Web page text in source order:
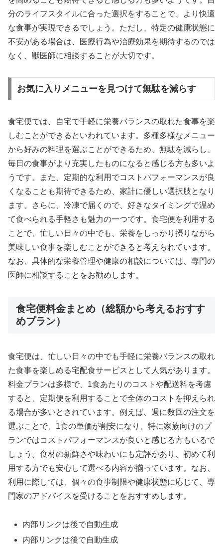
分のライフスタイルに合った選択をすることで、より快適
な食事が実現できるでしょう。ただし、特定の健康状態に
不安がある場合は、医療行為や治療効果を期待するのでは
なく、獣医師に相談することが大切です。
お気に入りメニューを見つけて無駄を減らす
食宅便では、自宅で手軽に栄養バランスの取れた食事を楽
しむことができるといわれています。多種多様なメニュー
から好みの料理を選ぶことができるため、無駄を減らし、
毎日の食事がより充実したものになると感じる方も多いよ
うです。また、定期的な利用でコストパフォーマンスが良
くなることも期待できるため、家計に優しい選択肢となり
ます。さらに、冷凍で届くので、好きなタイミングで温め
て食べられる手軽さも魅力の一つです。食宅便を利用する
ことで、忙しい日々の中でも、栄養をしっかり摂りながら
美味しい食事を楽しむことができると考えられています。
なお、具体的な栄養管理や健康の相談については、専門の
医師に相談することをお勧めします。
食宅便料金まとめ（総額から考えるおすす
めプラン）
食宅便は、忙しい日々の中でも手軽に栄養バランスの取れ
た食事を楽しめる宅配食サービスとして人気があります。
料金プランは多様で、1食あたりのコストや配送料を考慮
すると、定期便を利用することで全体のコストを抑えられ
る場合が多いとされています。例えば、週に数回の注文を
選ぶことで、1食の単価が割安になり、特に家族向けのプ
ランではコストパフォーマンスが良いと感じる方もいるで
しょう。食材の新鮮さや味わいにも定評があり、初めて利
用する方でも安心して選べる内容が揃っています。なお、
利用に際しては、個々の食事制限や健康状態に応じて、専
門家のアドバイスを受けることをおすすめします。
内部リンクは後で自動生成
内部リンクは後で自動生成